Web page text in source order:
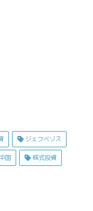
ジェフベゾス
国 株式投資